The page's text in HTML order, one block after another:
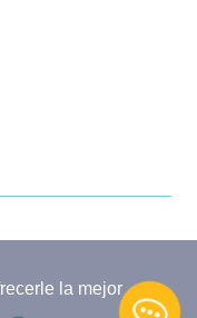
la mejor